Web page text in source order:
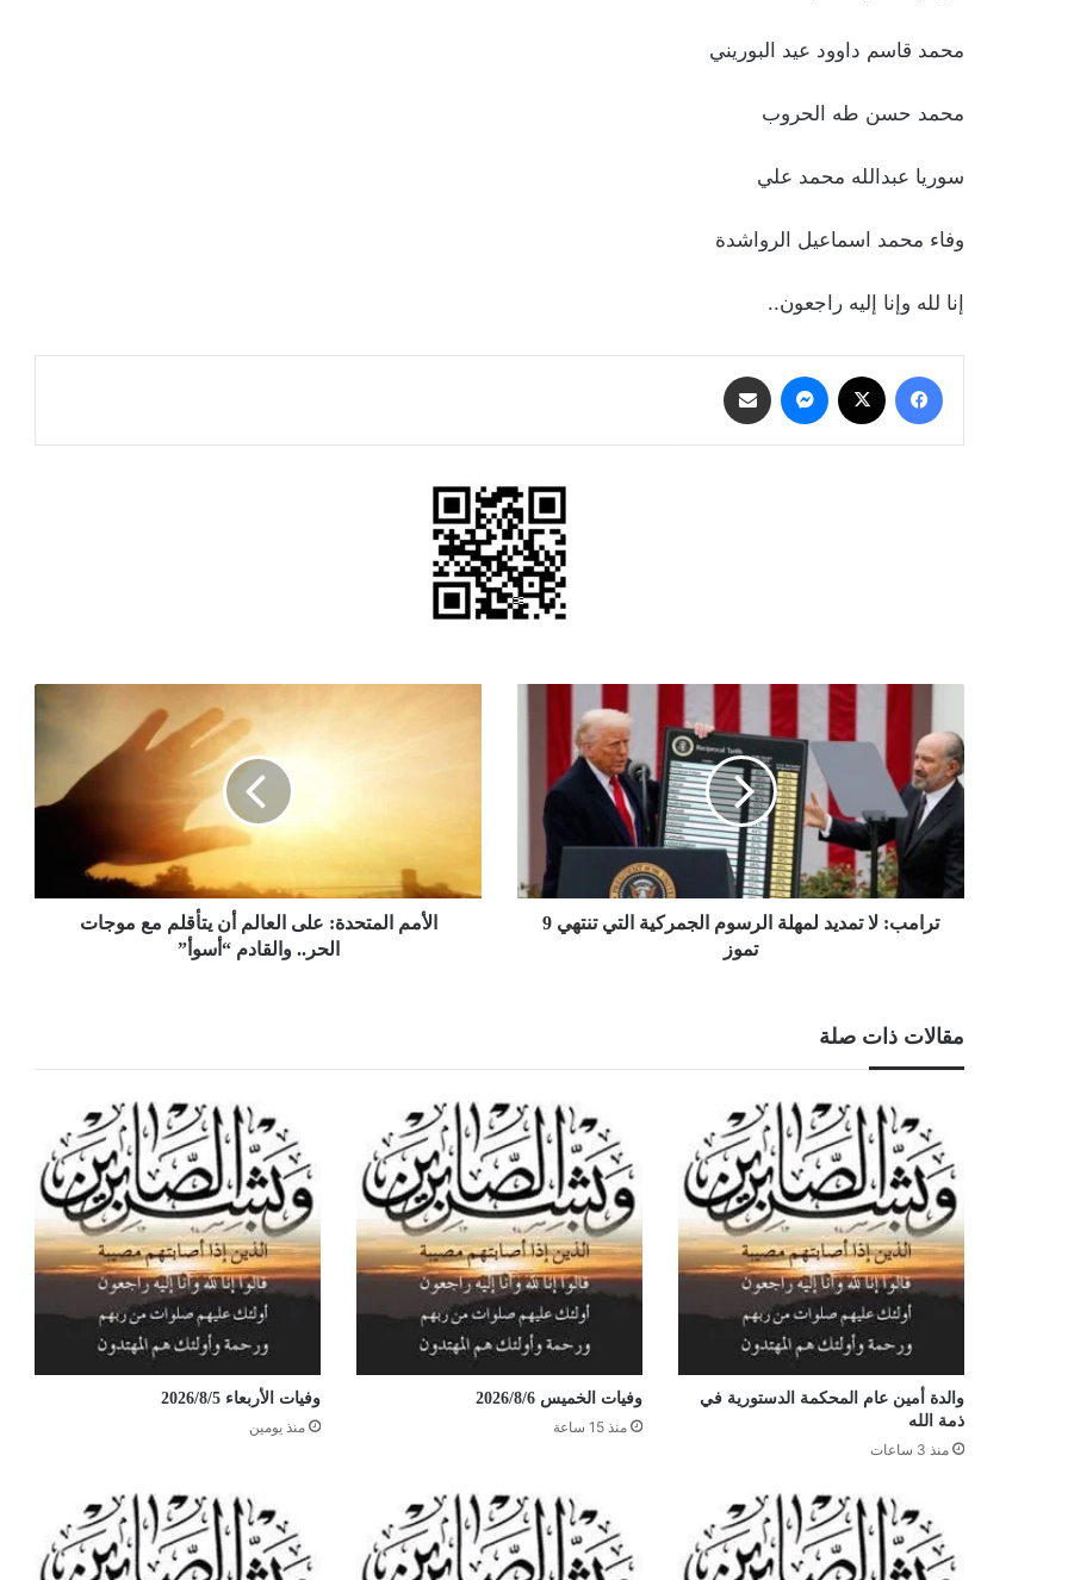
محمد قاسم داوود عيد البوريني
محمد حسن طه الحروب
سوريا عبدالله محمد علي
وفاء محمد اسماعيل الرواشدة
إنا لله وإنا إليه راجعون..
فيسبوك ماسنجر
تمديد
لمهلة
الرسوم
الجمركية
التي
تنتهي
9
تموز
ترامب: لا تمديد لمهلة الرسوم الجمركية التي تنتهي 9
تموز
الحر..
والقادمالأمم المتحدة: على العالم أن يتأقلم مع موجات
الحر.. والقادم “أسوأ”
مقالات ذات صلة
والدة أمين عام المحكمة الدستورية في
ذمة الله
منذ 3 ساعات
وفيات الخميس 2026/8/6
منذ 15 ساعة
وفيات الأربعاء 2026/8/5
منذ يومين